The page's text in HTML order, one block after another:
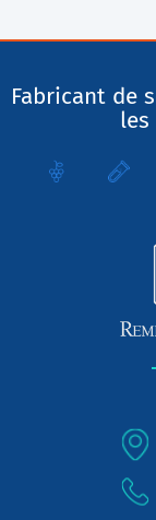
Fabricant de
les